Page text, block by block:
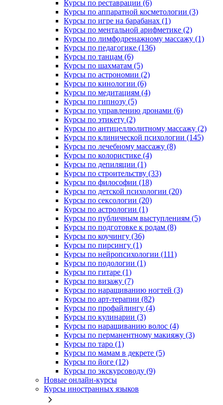
Курсы по реставрации (6)
Курсы по аппаратной косметологии (3)
Курсы по игре на барабанах (1)
Курсы по ментальной арифметике (2)
Курсы по лимфодренажному массажу (1)
Курсы по педагогике (136)
Курсы по танцам (6)
Курсы по шахматам (5)
Курсы по астрономии (2)
Курсы по кинологии (6)
Курсы по медитациям (4)
Курсы по гипнозу (5)
Курсы по управлению дронами (6)
Курсы по этикету (2)
Курсы по антицеллюлитному массажу (2)
Курсы по клинической психологии (145)
Курсы по лечебному массажу (8)
Курсы по колористике (4)
Курсы по депиляции (1)
Курсы по строительству (33)
Курсы по философии (18)
Курсы по детской психологии (20)
Курсы по сексологии (20)
Курсы по астрологии (1)
Курсы по публичным выступлениям (5)
Курсы по подготовке к родам (8)
Курсы по коучингу (36)
Курсы по пирсингу (1)
Курсы по нейропсихологии (111)
Курсы по подологии (1)
Курсы по гитаре (1)
Курсы по визажу (7)
Курсы по наращиванию ногтей (3)
Курсы по арт-терапии (82)
Курсы по профайлингу (4)
Курсы по кулинарии (3)
Курсы по наращиванию волос (4)
Курсы по перманентному макияжу (3)
Курсы по таро (1)
Курсы по мамам в декрете (5)
Курсы по йоге (12)
Курсы по экскурсоводу (9)
Новые онлайн‑курсы
Курсы иностранных языков